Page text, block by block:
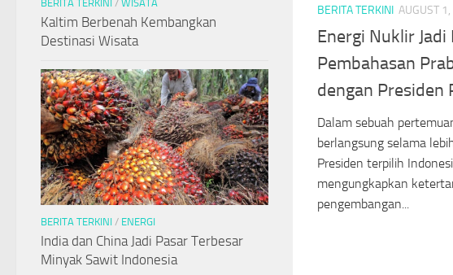
BERITA TERKINI AUGUST
Energi Nuklir Jadi
Pembahasan
dengan Presiden
Dalam sebuah
berlangsung selama
Presiden terpilih
mengungkapkan
pengembangan...
BERITA TERKINI / WISATA
Kaltim Berbenah Kembangkan
Destinasi Wisata
BERITA TERKINI / ENERGI
India dan China Jadi Pasar Terbesar
Minyak Sawit Indonesia